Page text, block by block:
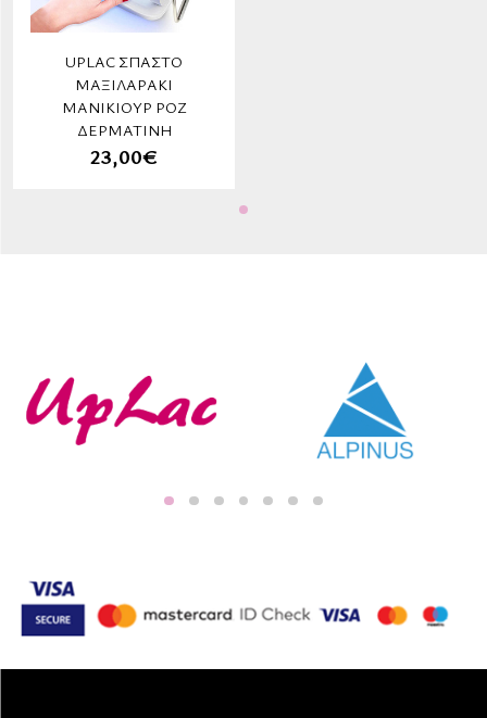
UPLAC ΣΠΑΣΤΌ
ΜΑΞΙΛΑΡΆΚΙ
ΜΑΝΙΚΙΟΎΡ ΡΌΖ
ΔΕΡΜΑΤΊΝΗ
23,00€